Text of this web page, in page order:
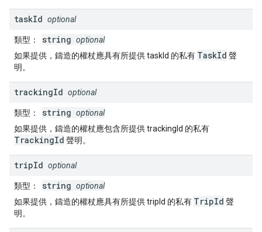
taskId optional
類型： string optional
如果提供，鑄造的權杖應具有所提供 taskId 的私有 TaskId 聲
明。
trackingId optional
類型： string optional
如果提供，鑄造的權杖應包含所提供 trackingId 的私有
TrackingId 聲明。
tripId optional
類型： string optional
如果提供，鑄造的權杖應具有所提供 tripId 的私有 TripId 聲
明。